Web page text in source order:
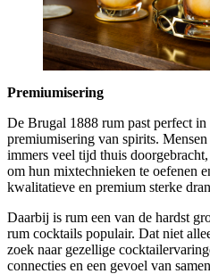
Premiumisering
De Brugal 1888 rum past perfect in
premiumisering van spirits.
immers veel tijd thuis
om hun mixtechnieken te oefenen
kwalitatieve en premium sterke
Daarbij is rum een van de hardst
rum cocktails populair. Dat niet
zoek naar gezellige
connecties en een gevoel van